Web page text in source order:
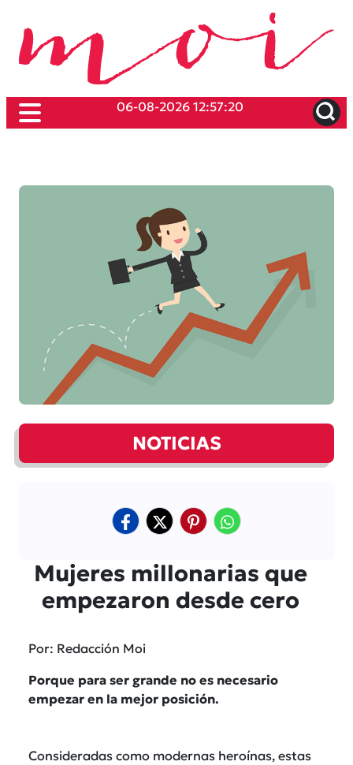
06-08-2026 12:57:20
NOTICIAS
Mujeres millonarias que
empezaron desde cero
Por: Redacción Moi
Porque para ser grande no es necesario
empezar en la mejor posición.
Consideradas como modernas heroínas, estas